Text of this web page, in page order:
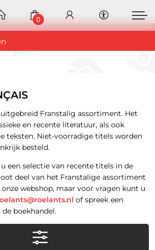
0
Franstalig assortiment. Het
en recente literatuur, als ook
teksten. Niet-voorradige titels worden
besteld.
een selectie van recente titels in de
deel van het Franstalige assortiment
webshop, maar voor vragen kunt u
of spreek een
boekhandel.